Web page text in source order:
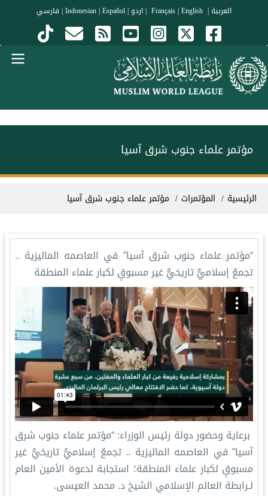
تجاوز إلى المحتوى الرئيسي
العربية|
|English
| اردو|
Indonesian |Español
| فارسي
مؤتمر علماء جنوب شرق آسيا
مسار التنقل
الرئيسية المؤتمرات مؤتمر علماء جنوب شرق آسيا
‏“مؤتمر علماء جنوب شرق آسيا” في العاصمه الماليزية ..
تجمعٌ إسلاميٌّ تاريخيٌّ غير مسبوقٍ لكبار علماء المنطقة
برعاية وحضور دولة رئيس الوزراء: ‏“مؤتمر علماء جنوب شرق
آسيا” في العاصمه الماليزية .. تجمعٌ إسلاميٌّ تاريخيٌّ غير
مسبوقٍ لكبار علماء المنطقة؛ استجابة لدعوة الأمين العام
لـرابطة العالم الإسلامي‬⁩ الشيخ د. محمد العيسى‬⁩.